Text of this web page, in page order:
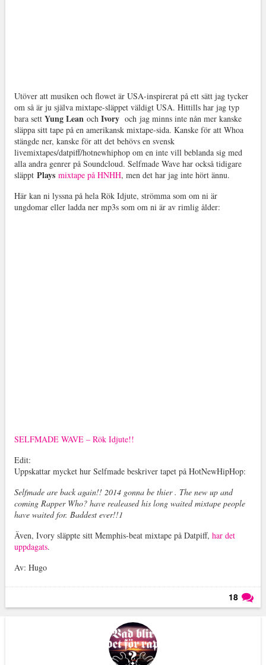
Utöver att musiken och flowet är USA-inspirerat på ett sätt jag tycker
om så är ju själva mixtape-släppet väldigt USA. Hittills har jag typ
bara sett Yung Lean och Ivory och jag minns inte nån mer kanske
släppa sitt tape på en amerikansk mixtape-sida. Kanske för att Whoa
stängde ner, kanske för att det behövs en svensk
livemixtapes/datpiff/hotnewhiphop om en inte vill beblanda sig med
alla andra genrer på Soundcloud. Selfmade Wave har också tidigare
släppt Plays mixtape på HNHH, men det har jag inte hört ännu.
Här kan ni lyssna på hela Rök Idjute, strömma som om ni är
ungdomar eller ladda ner mp3s som om ni är av rimlig ålder:
SELFMADE WAVE – Rök Idjute!!
Edit:
Uppskattar mycket hur Selfmade beskriver tapet på HotNewHipHop:
Selfmade are back again!! 2014 gonna be thier . The new up and
coming Rapper Who? have realeased his long waited mixtape people
have waited for. Baddest ever!!1
Även, Ivory släppte sitt Memphis-beat mixtape på Datpiff, har det
uppdagats.
Av: Hugo
18